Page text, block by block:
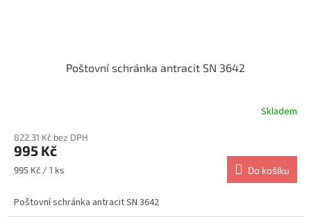
Poštovní schránka antracit SN 3642
Skladem
822,31 Kč bez DPH
995 Kč
Měrná
995 Kč / 1 ks Do košíku
Poštovní schránka antracit SN 3642